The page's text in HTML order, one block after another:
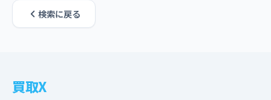
検索に戻る
買取X